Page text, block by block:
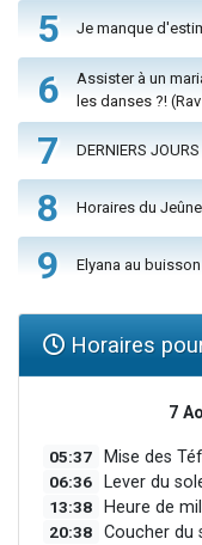
5 Je manque
6
Assister à un
les danses ?!
7 DERNIERS
8 Horaires du
9 Elyana au
Horaires
7
05:37 Mise des
06:36 Lever du
13:38 Heure de
20:38 Coucher du